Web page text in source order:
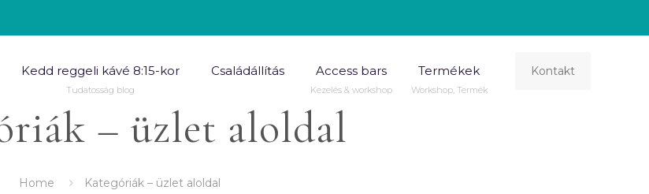
Kedd reggeli kávé 8:15-kor
Tudatosság blog
Családállítás Access bars
Kezelés & workshop
Termékek
Workshop, Termék
Kontakt
– üzlet aloldal
Home Kategóriák – üzlet aloldal